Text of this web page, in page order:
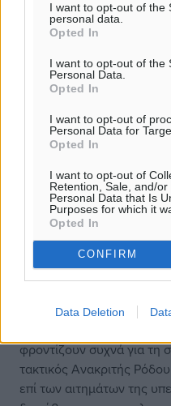
I want to opt-out of the
personal data.
Opted In
I want to opt-out of the
Personal Data.
Opted In
I want to opt-out of
Personal Data for
Opted In
I want to opt-out of
Retention, Sale, and/
Personal Data that Is
Purposes for which it
Opted In
CONFIRM
Data Deletion
Τα επόμενα βήματα
Θύμα και
φροντίζουν συχνά για τη
τακτικός Ανακριτής
επί των αιτημάτων της